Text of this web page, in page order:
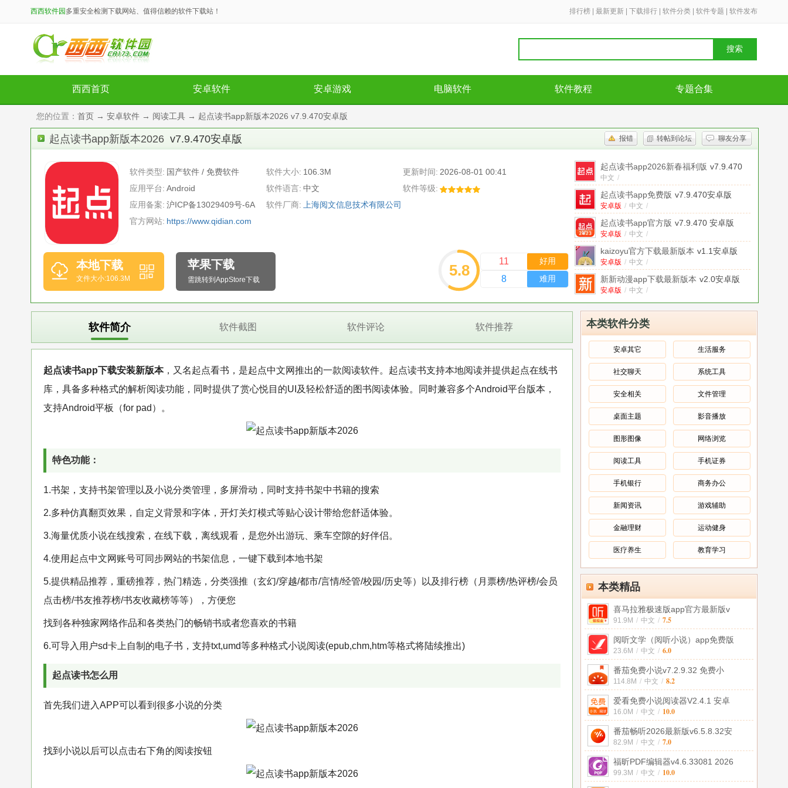
西西软件园 多重安全检测下载网站、值得信赖的软件下载站！ 排行榜 最新更新 下载排行 软件分类 软件专题 软件发布
搜索
西西首页 安卓软件 安卓游戏 电脑软件 软件教程 专题合集
您的位置： 首页 → 安卓软件 → 阅读工具 → 起点读书app新版本2026 v7.9.470安卓版
起点读书app新版本2026 v7.9.470安卓版 报错 转帖到论坛 聊友分享
软件类型: 国产软件 / 免费软件 软件大小: 106.3M 更新时间: 2026-08-01 00:41
应用平台: Android 软件语言: 中文
软件等级:
应用备案: 沪ICP备13029409号-6A 软件厂商:
上海阅文信息技术有限公司
官方网站: https://www.qidian.com
本地下载
文件大小:106.3M
苹果下载
需跳转到AppStore下载
5.8
11 好用
8 难用
起点读书app2026新春福利版 v7.9.470
中文 /
起点读书app免费版 v7.9.470安卓版
安卓版 / 中文 /
起点读书app官方版 v7.9.470 安卓版
安卓版 / 中文 /
kaizoyu官方下载最新版本 v1.1安卓版
安卓版 / 中文 /
新新动漫app下载最新版本 v2.0安卓版
安卓版 / 中文 /
中文 /
紫幽阁树莓小说阅读器app安卓版 v1.1.3
官方版
官方版 / 中文
若兰阅读器去广告版 v1.1
中文 /
啵乐韩漫免费阅读 v3.8最新版
中文 /
DL Library漫画阅读器最新版 v1.15.28免
费版
免费版 / 中文 /
本类软件分类
安卓其它 生活服务
社交聊天 系统工具
安全相关 文件管理
桌面主题 影音播放
图形图像 网络浏览
阅读工具 手机证券
手机银行 商务办公
新闻资讯 游戏辅助
金融理财 运动健身
医疗养生 教育学习
本类精品
喜马拉雅极速版app官方最新版v
91.9M / 中文 / 7.5
阅听文学（阅听小说）app免费版
23.6M / 中文 / 6.0
番茄免费小说v7.2.9.32 免费小
114.8M / 中文 / 8.2
爱看免费小说阅读器V2.4.1 安卓
16.0M / 中文 / 10.0
番茄畅听2026最新版v6.5.8.32安
82.9M / 中文 / 7.0
福昕PDF编辑器v4.6.33081 2026
99.3M / 中文 / 10.0
软件简介 软件截图 软件评论 软件推荐
起点读书app下载安装新版本，又名起点看书，是起点中文网推出的一款阅读软件。起点读书支持本地阅读并提供起点在线书
库，具备多种格式的解析阅读功能，同时提供了赏心悦目的UI及轻松舒适的图书阅读体验。同时兼容多个Android平台版本，
支持Android平板（for pad）。
特色功能：
1.书架，支持书架管理以及小说分类管理，多屏滑动，同时支持书架中书籍的搜索
2.多种仿真翻页效果，自定义背景和字体，开灯关灯模式等贴心设计带给您舒适体验。
3.海量优质小说在线搜索，在线下载，离线观看，是您外出游玩、乘车空隙的好伴侣。
4.使用起点中文网账号可同步网站的书架信息，一键下载到本地书架
5.提供精品推荐，重磅推荐，热门精选，分类强推（玄幻/穿越/都市/言情/经管/校园/历史等）以及排行榜（月票榜/热评榜/会员
点击榜/书友推荐榜/书友收藏榜等等），方便您
找到各种独家网络作品和各类热门的畅销书或者您喜欢的书籍
6.可导入用户sd卡上自制的电子书，支持txt,umd等多种格式小说阅读(epub,chm,htm等格式将陆续推出)
起点读书怎么用
首先我们进入APP可以看到很多小说的分类
找到小说以后可以点击右下角的阅读按钮